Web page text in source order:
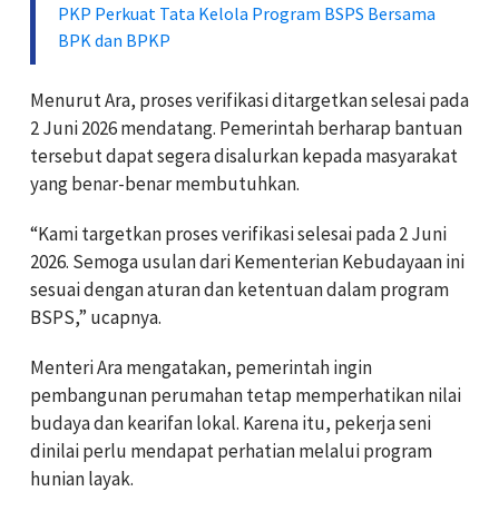
PKP Perkuat Tata Kelola Program BSPS Bersama
BPK dan BPKP
Menurut Ara, proses verifikasi ditargetkan selesai pada
2 Juni 2026 mendatang. Pemerintah berharap bantuan
tersebut dapat segera disalurkan kepada masyarakat
yang benar-benar membutuhkan.
“Kami targetkan proses verifikasi selesai pada 2 Juni
2026. Semoga usulan dari Kementerian Kebudayaan ini
sesuai dengan aturan dan ketentuan dalam program
BSPS,” ucapnya.
Menteri Ara mengatakan, pemerintah ingin
pembangunan perumahan tetap memperhatikan nilai
budaya dan kearifan lokal. Karena itu, pekerja seni
dinilai perlu mendapat perhatian melalui program
hunian layak.